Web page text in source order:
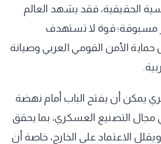
الحقيقية، فقد يشهد العالم
مسبوقة؛ قوة لا تستهدف
حماية الأمن القومي العربي وصيانة
يمكن أن يفتح الباب أمام نهضة
مجال التصنيع العسكري، بما يحقق
ويقلل الاعتماد على الخارج، خاصة أن